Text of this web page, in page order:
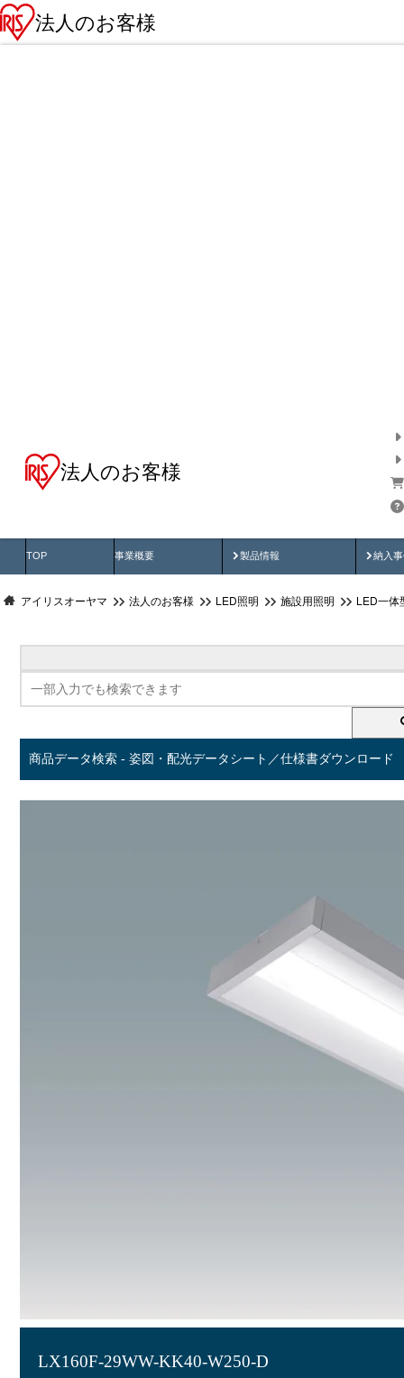
法人のお客様
法人のお客様
TOP 事業概要 製品情報
製品動画 納入
納
アイリスオーヤマ 法人のお客様 LED照明 施設用照明 LED一体
商品データ検索 - 姿図・配光データシート／仕様書ダウンロード
LX160F-29WW-KK40-W250-D